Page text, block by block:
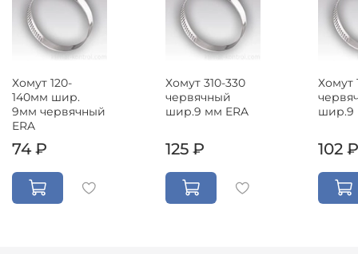
Хомут 120-
140мм шир.
9мм червячный
ERA
74 ₽
Хомут 310-330
червячный
шир.9 мм ERA
125 ₽
Хомут
шир.9
102 ₽